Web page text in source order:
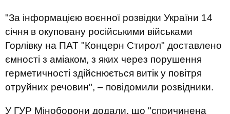
"За інформацією воєнної розвідки України 14
січня в окуповану російськими військами
Горлівку на ПАТ "Концерн Стирол" доставлено
ємності з аміаком, з яких через порушення
герметичності здійснюється витік у повітря
отруйних речовин", – повідомили розвідники.
У ГУР Міноборони додали, що "спричинена